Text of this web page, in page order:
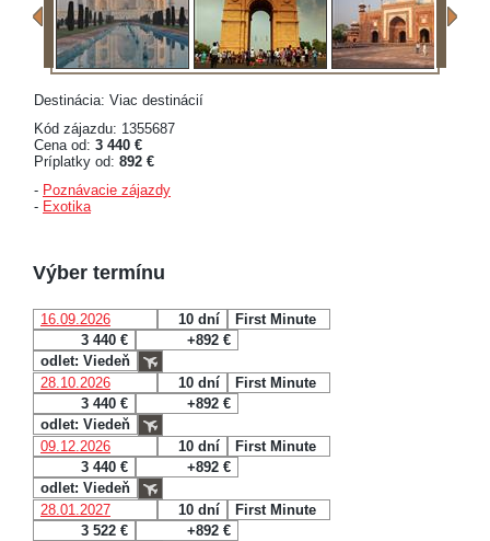
Destinácia: Viac destinácií
Kód zájazdu: 1355687
Cena od: 3 440 €
Príplatky od: 892 €
- Poznávacie zájazdy
- Exotika
Výber termínu
16.09.2026 10 dní
First Minute
3 440 €
+892 €
odlet: Viedeň
28.10.2026
10 dní
First Minute
3 440 €
+892 €
odlet: Viedeň
09.12.2026
10 dní
First Minute
3 440 €
+892 €
odlet: Viedeň
28.01.2027
10 dní
First Minute
3 522 €
+892 €